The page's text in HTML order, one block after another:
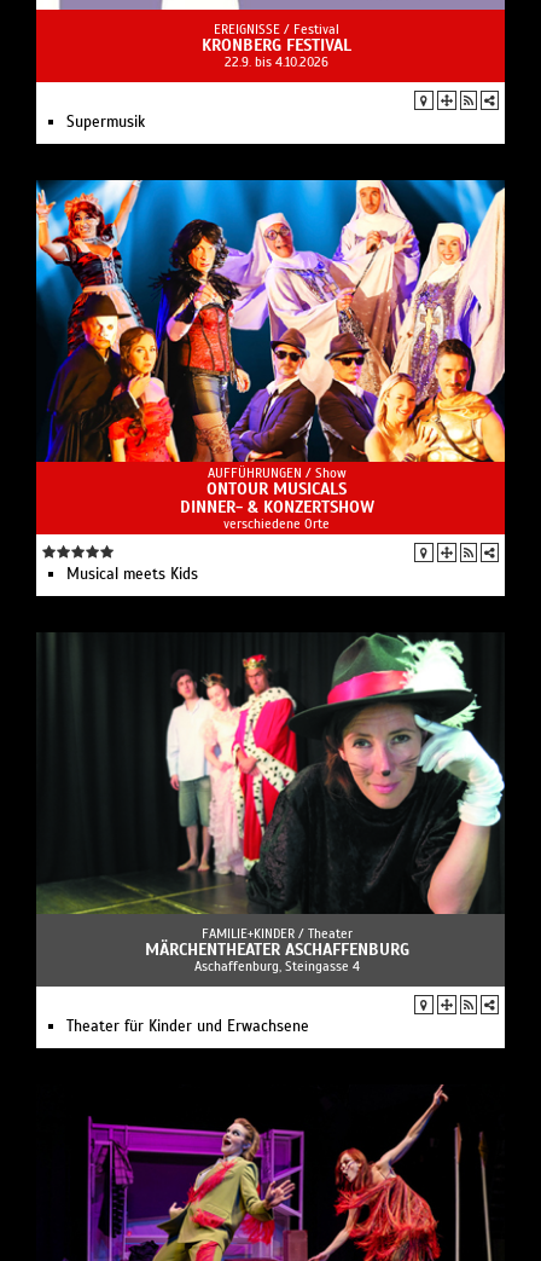
EREIGNISSE / Festival
KRONBERG FESTIVAL
22.9. bis 4.10.2026
Supermusik
AUFFÜHRUNGEN / Show
ONTOUR MUSICALS
DINNER- & KONZERTSHOW
verschiedene Orte
Musical meets Kids
FAMILIE+KINDER / Theater
MÄRCHENTHEATER ASCHAFFENBURG
Aschaffenburg, Steingasse 4
Theater für Kinder und Erwachsene